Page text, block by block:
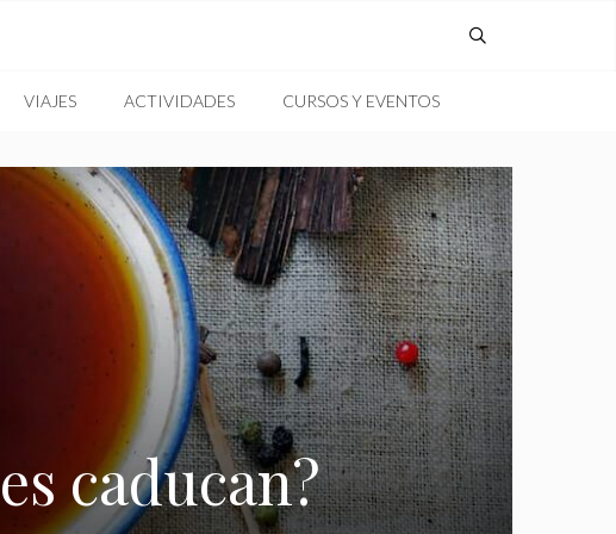
VIAJES ACTIVIDADES CURSOS Y EVENTOS
caducan?